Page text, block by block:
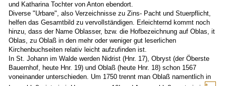
und Katharina Tochter von Anton ebendort.
Diverse "Urbare", also Verzeichnisse zu Zins- Pacht und Stuerpflicht,
helfen das Gesamtbild zu vervollständigen. Erleichternd kommt noch
hinzu, dass der Name Oblasser, bzw. die Hofbezeichnung auf Oblas, it
Oblas, zu Oblaß in den mehr oder weniger gut leserlichen
Kirchenbuchseiten relativ leicht aufzufinden ist.
In St. Johann im Walde werden Nidrist (Hnr. 17), Obryst (der Öberste
Bauernhof, heute Hnr. 19) und Oblaß (heute Hnr. 18) schon 1567
voneinander unterschieden. Um 1750 trennt man Oblaß namentlich in